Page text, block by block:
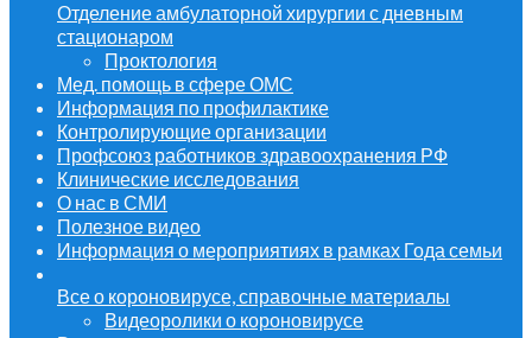
Отделение амбулаторной хирургии с дневным
стационаром
Проктология
Мед. помощь в сфере ОМС
Информация по профилактике
Контролирующие организации
Профсоюз работников здравоохранения РФ
Клинические исследования
О нас в СМИ
Полезное видео
Информация о мероприятиях в рамках Года семьи
Все о короновирусе, справочные материалы
Видеоролики о короновирусе